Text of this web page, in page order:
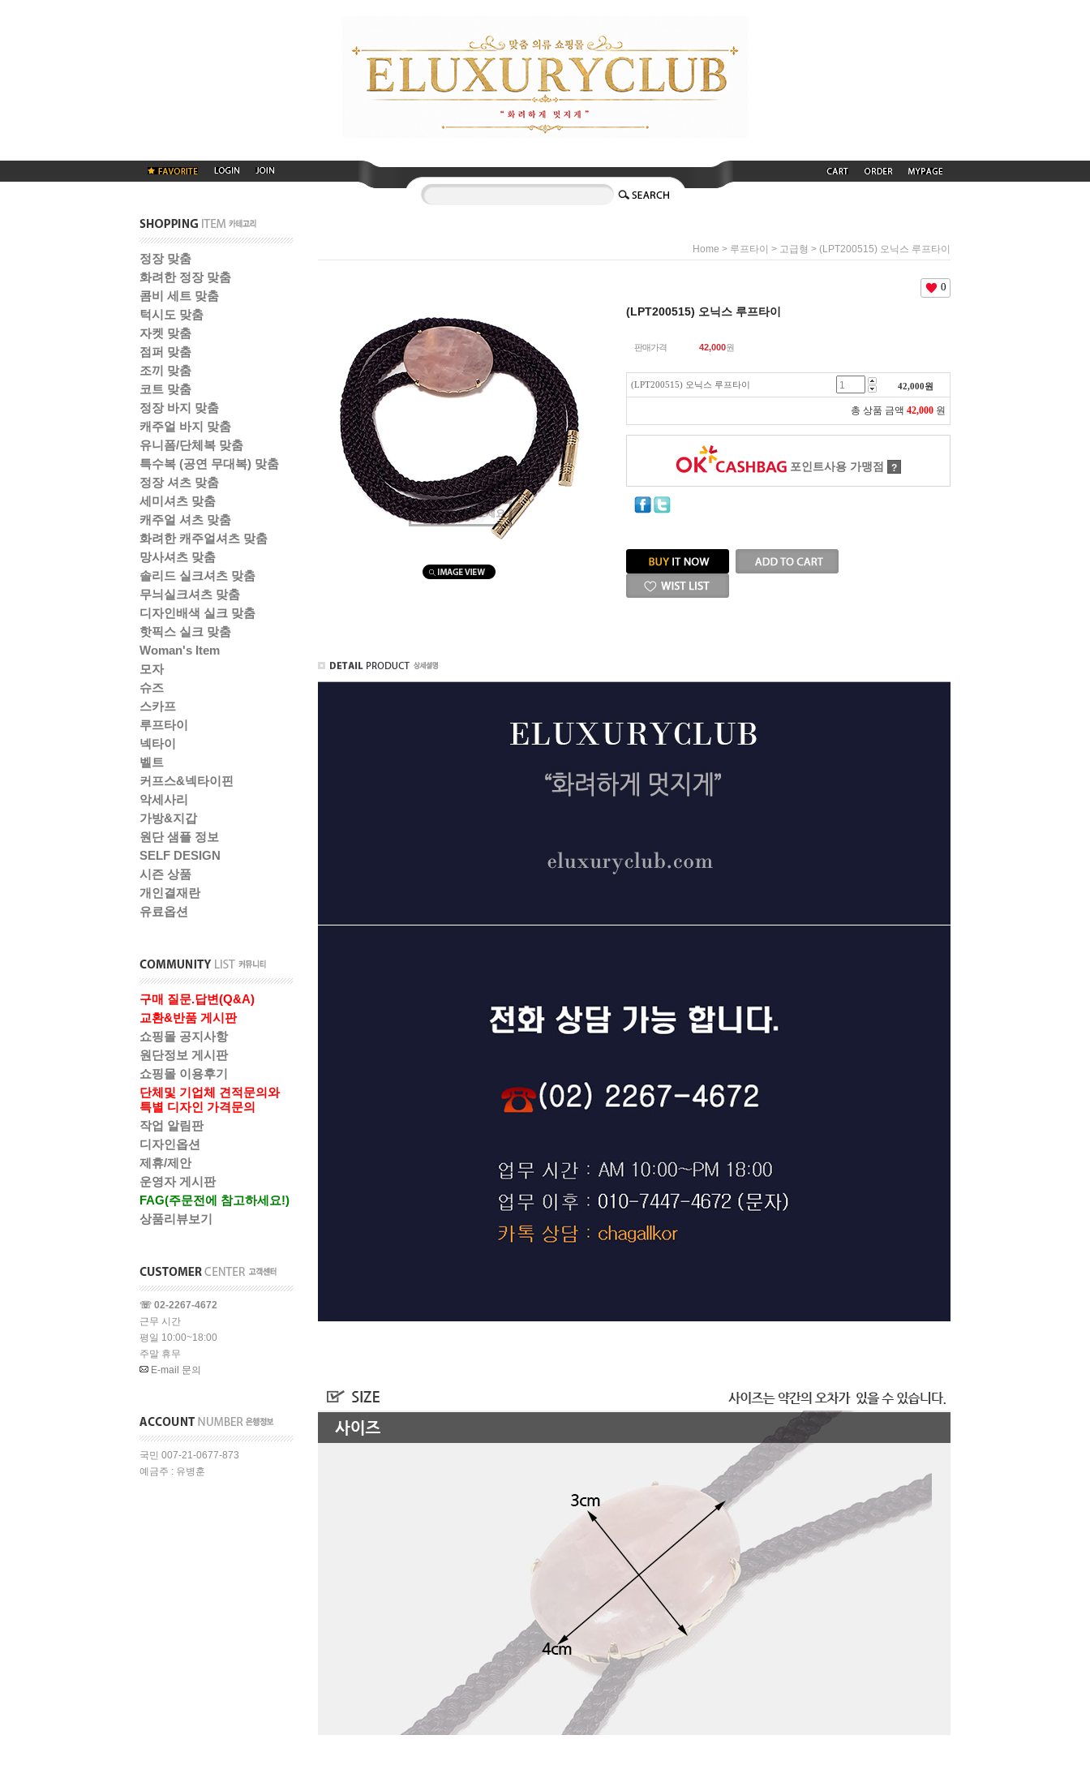
정장 맞춤
화려한 정장 맞춤
콤비 세트 맞춤
턱시도 맞춤
자켓 맞춤
점퍼 맞춤
조끼 맞춤
코트 맞춤
정장 바지 맞춤
캐주얼 바지 맞춤
유니폼/단체복 맞춤
특수복 (공연 무대복) 맞춤
정장 셔츠 맞춤
세미셔츠 맞춤
캐주얼 셔츠 맞춤
화려한 캐주얼셔츠 맞춤
망사셔츠 맞춤
솔리드 실크셔츠 맞춤
무늬실크셔츠 맞춤
디자인배색 실크 맞춤
핫픽스 실크 맞춤
Woman's Item
모자
슈즈
스카프
루프타이
넥타이
벨트
커프스&넥타이핀
악세사리
가방&지갑
원단 샘플 정보
SELF DESIGN
시즌 상품
개인결재란
유료옵션
구매 질문.답변(Q&A)
교환&반품 게시판
쇼핑몰 공지사항
원단정보 게시판
쇼핑몰 이용후기
단체및 기업체 견적문의와
특별 디자인 가격문의
작업 알림판
디자인옵션
제휴/제안
운영자 게시판
FAG(주문전에 참고하세요!)
상품리뷰보기
☏ 02-2267-4672
근무 시간
평일 10:00~18:00
주말 휴무
E-mail 문의
국민 007-21-0677-873
예금주 : 유병훈
Home > 루프타이 > 고급형 > (LPT200515) 오닉스 루프타이
마우스를 올려보세요
0
(LPT200515) 오닉스 루프타이
판매가격 42,000원
(LPT200515) 오닉스 루프타이 42,000원
총 상품 금액 42,000 원
포인트사용 가맹점 ?